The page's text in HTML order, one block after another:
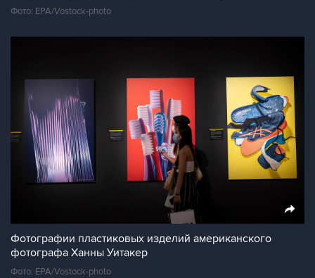
Фото: EPA/Vostock-photo
Фотографии пластиковых изделий американского
фотографа Ханны Уитакер
Фото: EPA/Vostock-photo